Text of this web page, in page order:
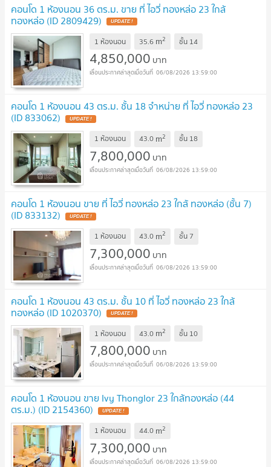
คอนโด 1 ห้องนอน 36 ตร.ม. ขาย ที่ ไอวี่ ทองหล่อ 23 ใกล้
ทองหล่อ (ID 2809429) UPDATE !
1 ห้องนอน 35.6 m2 ชั้น 14
4,850,000 บาท
06/08/2026 13:59:00
คอนโด 1 ห้องนอน 43 ตร.ม. ชั้น 18 จำหน่าย ที่ ไอวี่ ทองหล่อ 23
(ID 833062) UPDATE !
1 ห้องนอน 43.0 m2 ชั้น 18
7,800,000 บาท
06/08/2026 13:59:00
คอนโด 1 ห้องนอน ขาย ที่ ไอวี่ ทองหล่อ 23 ใกล้ ทองหล่อ (ชั้น 7)
(ID 833132) UPDATE !
1 ห้องนอน 43.0 m2 ชั้น 7
7,300,000 บาท
06/08/2026 13:59:00
คอนโด 1 ห้องนอน 43 ตร.ม. ชั้น 10 ที่ ไอวี่ ทองหล่อ 23 ใกล้
ทองหล่อ (ID 1020370) UPDATE !
1 ห้องนอน 43.0 m2 ชั้น 10
7,800,000 บาท
06/08/2026 13:59:00
คอนโด 1 ห้องนอน ขาย Ivy Thonglor 23 ใกล้ทองหล่อ (44
ตร.ม.) (ID 2154360) UPDATE !
1 ห้องนอน 44.0 m2
7,300,000 บาท
06/08/2026 13:59:00